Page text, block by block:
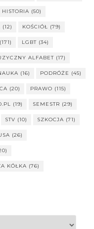
HISTORIA (50)
(12) KOŚCIÓŁ (79)
(171) LGBT (34)
ALFABET (17)
(16) PODRÓŻE (45)
(20) PRAWO (115)
(19) SEMESTR (29)
STV (10) SZKOCJA (71)
(26)
KÓŁKA (76)